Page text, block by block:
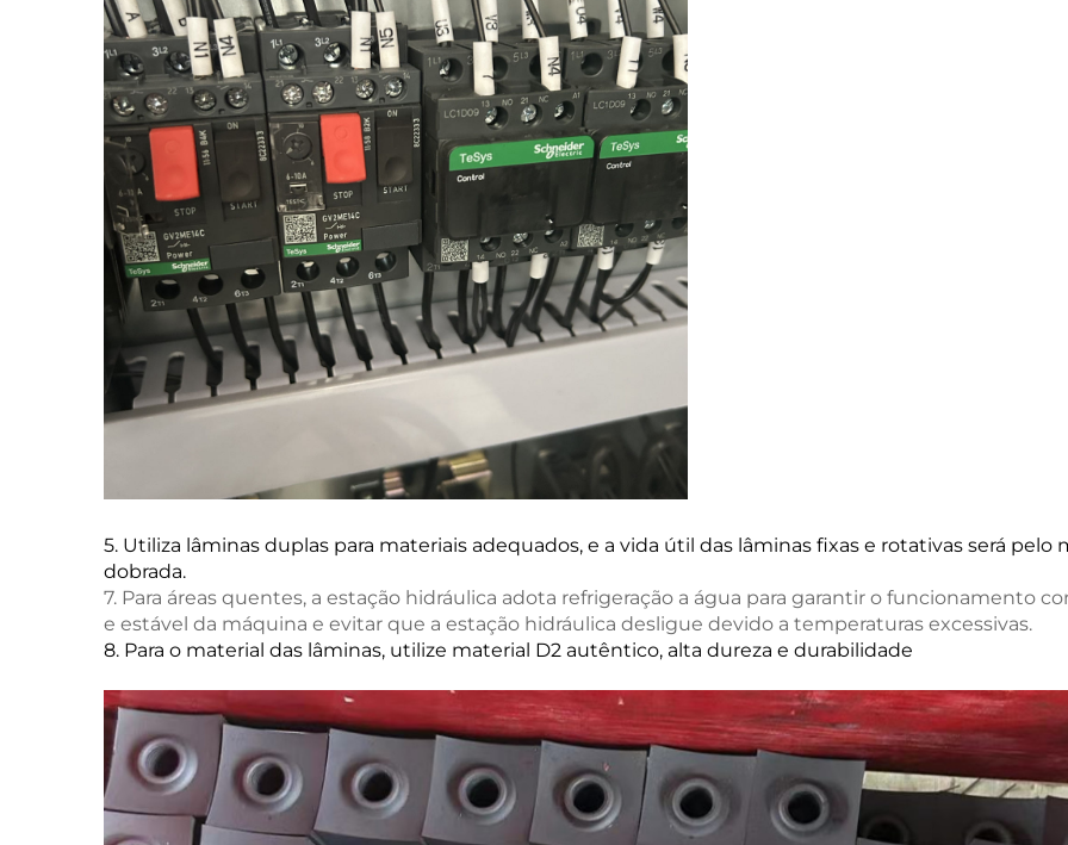
5. Utiliza lâminas duplas para materiais adequados, e a vida útil das lâminas fixas e rotativas será pelo
dobrada.
7. Para áreas quentes, a estação hidráulica adota refrigeração a água para garantir o funcionamento
e estável da máquina e evitar que a estação hidráulica desligue devido a temperaturas excessivas.
8. Para o material das lâminas, utilize material D2 autêntico, alta dureza e durabilidade